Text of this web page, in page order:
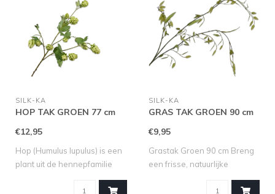
SILK-KA
HOP TAK GROEN 77 cm
€12,95
Hop (Humulus lupulus) is een
plant uit de hennepfamilie
SILK-KA
GRAS TAK GROEN 90 cm
€9,95
Grastak Groen 90 cm Breng
een frisse, natuurlijke